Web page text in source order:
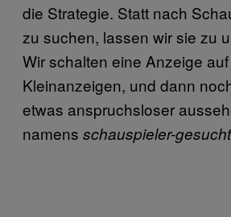
die Strategie. Statt nach
zu suchen, lassen wir sie zu
Wir schalten eine Anzeige
Kleinanzeigen, und dann
etwas anspruchsloser
namens schauspieler-